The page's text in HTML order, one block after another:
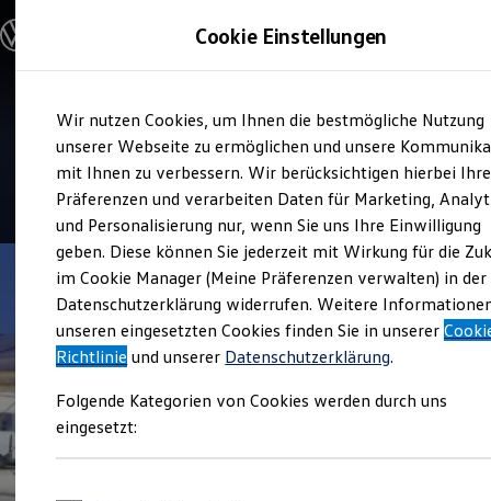
Hauptinhalt
springen
Footer
springen
Modelle & Konfigurator
Nutzfahrzeugkategorien entdecken
Modelle konfigurieren
Vorgängermodelle und Oldtimer
Vorgängermodelle
Oldtimer
Bulli Historie
Branchenlösungen & Gewerbekunden
Umbaulösungen und Hersteller finden
Auf- und Umbauten entdecken & konfigurieren
Groß- und Sonderkunden
Großkunden
Kommunen & Behörden
Journalisten
Sportvereine
Branchenlösungen
Gewerbliche Personenbeförderung
Service & mobile Werkstätten
Menschen mit Behinderung
Verkauf und Service
Hahn Automobile
4.6| 203 Bewertungen
Cookie Einstellungen
Wir nutzen Cookies, um Ihnen die bestmögliche Nutzung
unserer Webseite zu ermöglichen und unsere
mit Ihnen zu verbessern. Wir berücksichtigen hierbei Ihre
Präferenzen und verarbeiten Daten für Marketing,
und Personalisierung nur, wenn Sie uns Ihre Einwilligung
geben. Diese können Sie jederzeit mit Wirkung für die
im Cookie Manager (Meine Präferenzen verwalten) in der
Datenschutzerklärung widerrufen. Weitere
unseren eingesetzten Cookies finden Sie in unserer
Richtlinie und unserer Datenschutzerklärung.
Folgende Kategorien von Cookies werden durch uns
eingesetzt: